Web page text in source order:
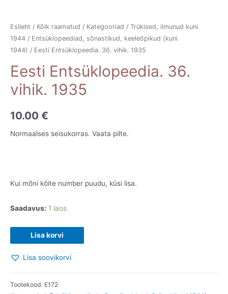
Esileht / Kõik raamatud / Kategooriad / Trükised, ilmunud kuni
1944 / Entsüklopeediad, sõnastikud, keeleõpikud (kuni
1944) / Eesti Entsüklopeedia. 36. vihik. 1935
Eesti Entsüklopeedia. 36.
vihik. 1935
10.00 €
Normaalses seisukorras. Vaata pilte.
Kui mõni köite number puudu, küsi lisa.
Saadavus: 1 laos
Entsüklopeedia.
36.
1935
Lisa korvi
Lisa soovikorvi
Tootekood: E172